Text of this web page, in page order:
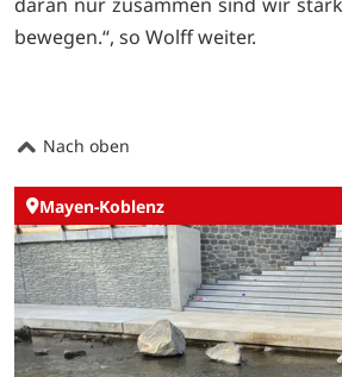
bewegen.“, so Wolff weiter.
Nach oben
Mayen-Koblenz